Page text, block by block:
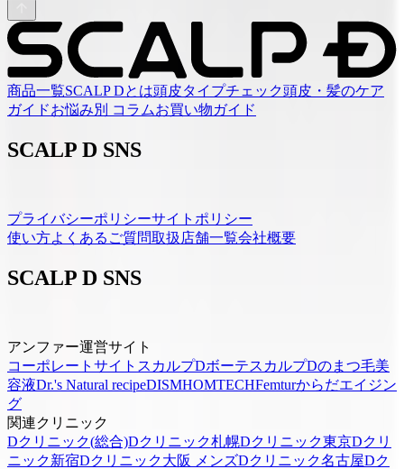
商品一覧SCALP Dとは頭皮タイプチェック頭皮・髪のケア
ガイドお悩み別 コラムお買い物ガイド
SCALP D SNS
プライバシーポリシーサイトポリシー
使い方よくあるご質問取扱店舗一覧会社概要
SCALP D SNS
アンファー運営サイト
コーポレートサイト スカルプDボーテスカルプDのまつ毛美
容液Dr.'s Natural recipeDISMHOMTECHFemturからだエイジン
グ
関連クリニック
Dクリニック(総合)Dクリニック札幌Dクリニック東京Dクリ
ニック新宿Dクリニック大阪 メンズDクリニック名古屋Dク